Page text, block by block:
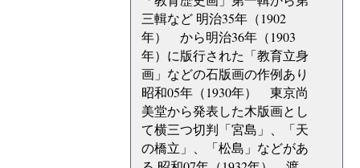
三輯など 明治35年（1902
年） から明治36年（1903
年）に版行された「教育立身
画」などの石版画の作例あり
昭和05年（1930年） 東京尚
美堂から発表した木版画とし
て横三つ切判「宮島」、「天
の橋立」、「松島」などがあ